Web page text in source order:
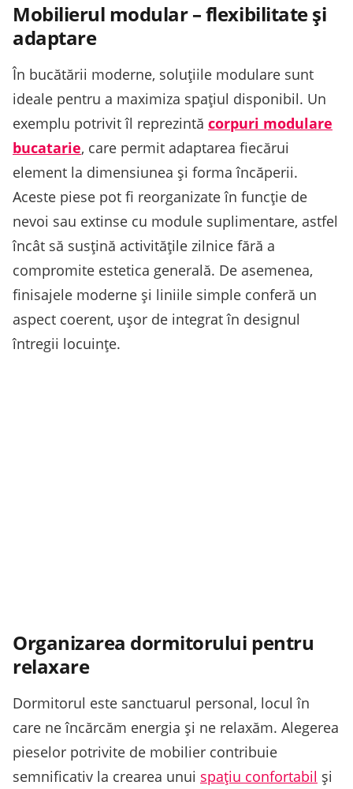
Mobilierul modular – flexibilitate și
adaptare
În bucătării moderne, soluțiile modulare sunt
ideale pentru a maximiza spațiul disponibil. Un
exemplu potrivit îl reprezintă corpuri modulare
bucatarie, care permit adaptarea fiecărui
element la dimensiunea și forma încăperii.
Aceste piese pot fi reorganizate în funcție de
nevoi sau extinse cu module suplimentare, astfel
încât să susțină activitățile zilnice fără a
compromite estetica generală. De asemenea,
finisajele moderne și liniile simple conferă un
aspect coerent, ușor de integrat în designul
întregii locuințe.
Organizarea dormitorului pentru
relaxare
Dormitorul este sanctuarul personal, locul în
care ne încărcăm energia și ne relaxăm. Alegerea
pieselor potrivite de mobilier contribuie
semnificativ la crearea unui spațiu confortabil și